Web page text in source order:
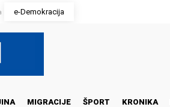
e-Demokracija
MIGRACIJE ŠPORT KRONIKA